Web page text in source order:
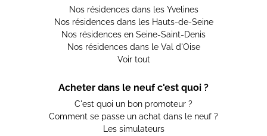
Nos résidences dans les Yvelines
Nos résidences dans les Hauts-de-Seine
Nos résidences en Seine-Saint-Denis
Nos résidences dans le Val d'Oise
Voir tout
Acheter dans le neuf c'est quoi ?
C'est quoi un bon promoteur ?
Comment se passe un achat dans le neuf ?
Les simulateurs